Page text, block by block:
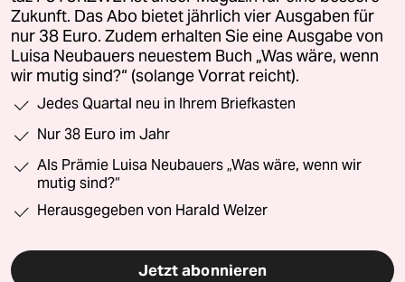
Zukunft. Das Abo bietet jährlich vier Ausgaben für
nur 38 Euro. Zudem erhalten Sie eine Ausgabe von
Luisa Neubauers neuestem Buch „Was wäre, wenn
wir mutig sind?“ (solange Vorrat reicht).
Jedes Quartal neu in Ihrem Briefkasten
Nur 38 Euro im Jahr
Als Prämie Luisa Neubauers „Was wäre, wenn wir
mutig sind?“
Herausgegeben von Harald Welzer
Jetzt abonnieren